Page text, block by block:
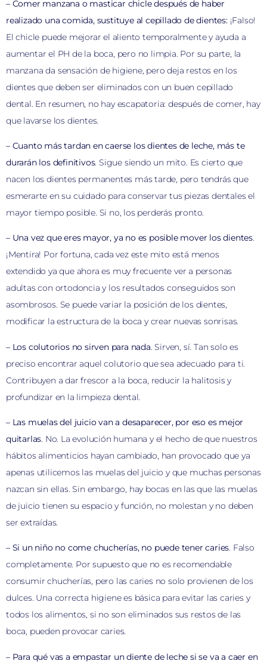
– Comer manzana o masticar chicle después de haber
realizado una comida, sustituye al cepillado de dientes:¡Falso!
El chicle puede mejorar el aliento temporalmente y ayuda a
aumentar el PH de la boca, pero no limpia. Por su parte, la
manzana da sensación de higiene, pero deja restos en los
dientes que deben ser eliminados con un buen cepillado
dental. En resumen, no hay escapatoria: después de comer, hay
que lavarse los dientes.
– Cuanto más tardan en caerse los dientes de leche, más te
durarán los definitivos. Sigue siendo un mito. Es cierto que
nacen los dientes permanentes más tarde, pero tendrás que
esmerarte en su cuidado para conservar tus piezas dentales el
mayor tiempo posible. Si no, los perderás pronto.
– Una vez que eres mayor, ya no es posible mover los dientes.
¡Mentira! Por fortuna, cada vez este mito está menos
extendido ya que ahora es muy frecuente ver a personas
adultas con ortodoncia y los resultados conseguidos son
asombrosos. Se puede variar la posición de los dientes,
modificar la estructura de la boca y crear nuevas sonrisas.
– Los colutorios no sirven para nada. Sirven, sí. Tan solo es
preciso encontrar aquel colutorio que sea adecuado para ti.
Contribuyen a dar frescor a la boca, reducir la halitosis y
profundizar en la limpieza dental.
– Las muelas del juicio van a desaparecer, por eso es mejor
quitarlas. No. La evolución humana y el hecho de que nuestros
hábitos alimenticios hayan cambiado, han provocado que ya
apenas utilicemos las muelas del juicio y que muchas personas
nazcan sin ellas. Sin embargo, hay bocas en las que las muelas
de juicio tienen su espacio y función, no molestan y no deben
ser extraídas.
– Si un niño no come chucherías, no puede tener caries. Falso
completamente. Por supuesto que no es recomendable
consumir chucherías, pero las caries no solo provienen de los
dulces. Una correcta higiene es básica para evitar las caries y
todos los alimentos, si no son eliminados sus restos de las
boca, pueden provocar caries.
– Para qué vas a empastar un diente de leche si se va a caer en